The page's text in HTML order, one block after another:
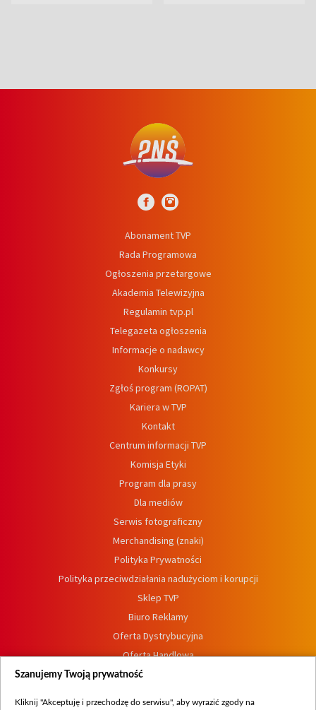
Abonament TVP
Rada Programowa
Ogłoszenia przetargowe
Akademia Telewizyjna
Regulamin tvp.pl
Telegazeta ogłoszenia
Informacje o nadawcy
Konkursy
Zgłoś program (ROPAT)
Kariera w TVP
Kontakt
Centrum informacji TVP
Komisja Etyki
Program dla prasy
Dla mediów
Serwis fotograficzny
Merchandising (znaki)
Polityka Prywatności
Polityka przeciwdziałania nadużyciom i korupcji
Sklep TVP
Biuro Reklamy
Oferta Dystrybucyjna
Oferta Handlowa
Dostępność
Szanujemy Twoją prywatność
Kliknij "Akceptuję i przechodzę do serwisu", aby wyrazić zgody na